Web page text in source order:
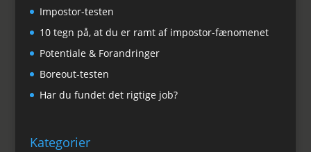
Impostor-testen
10 tegn på, at du er ramt af impostor-fænomenet
Potentiale & Forandringer
Boreout-testen
Har du fundet det rigtige job?
Kategorier